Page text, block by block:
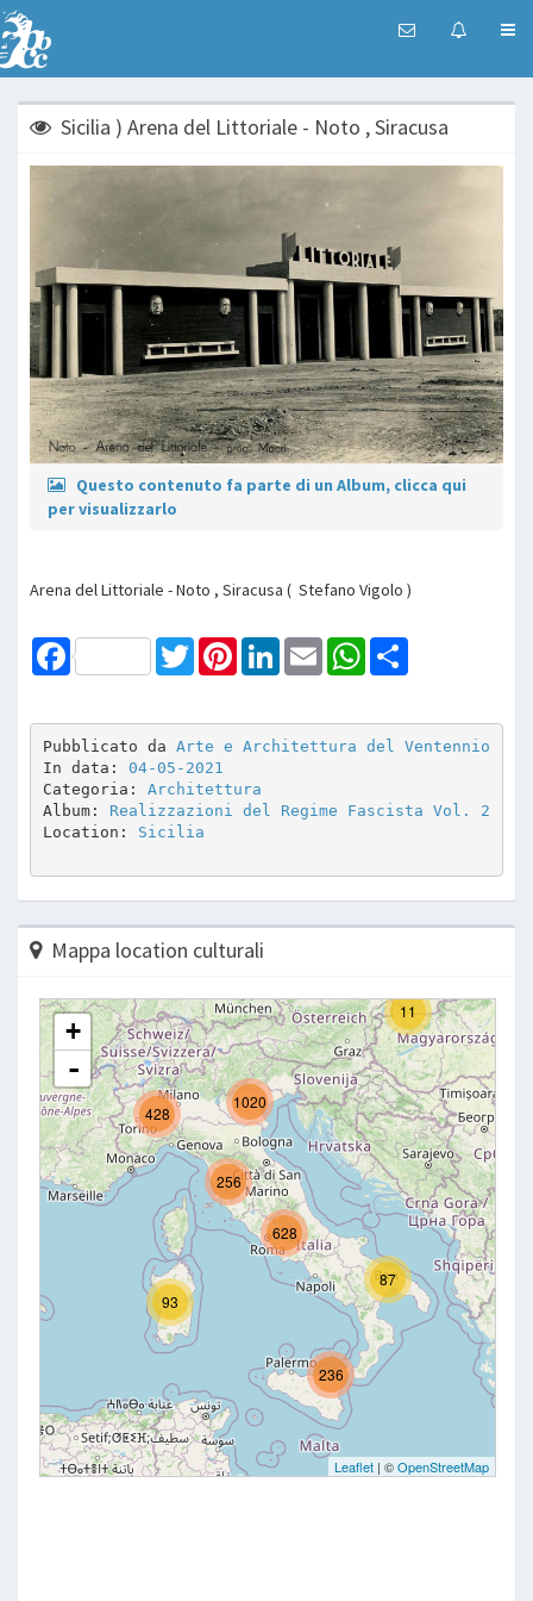
Sicilia ) Arena del Littoriale - Noto , Siracusa
Questo contenuto fa parte di un Album, clicca qui
per visualizzarlo
Arena del Littoriale - Noto , Siracusa ( Stefano Vigolo )
Facebook TwitterPinterestLinkedInEmail WhatsApp
Pubblicato da Arte e Architettura del Ventennio
In data: 04-05-2021
Categoria: Architettura
Album: Realizzazioni del Regime Fascista Vol. 2
Location: Sicilia
Mappa location culturali